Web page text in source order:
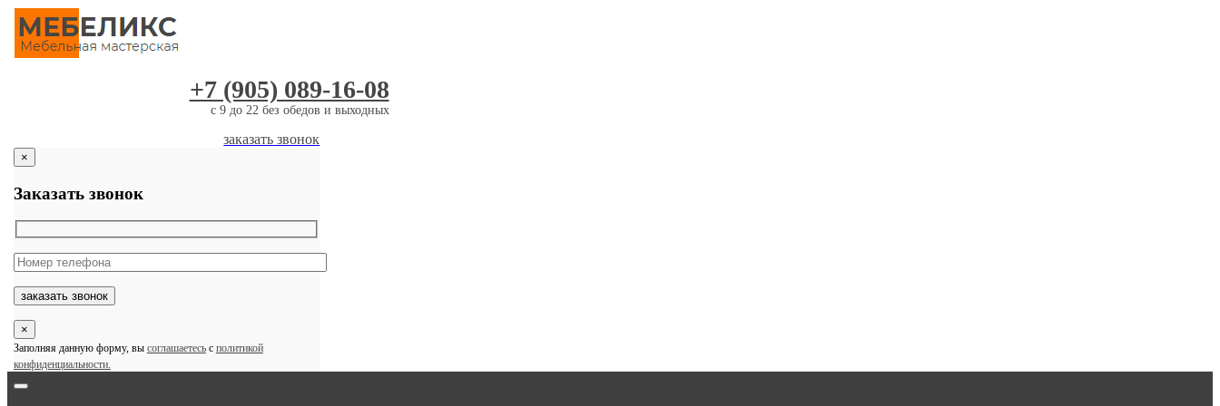
Skip
content
+7 (905) 089-16-08
c 9 до 22 без обедов и выходных
заказать звонок
×
Заказать звонок
×
Заполняя данную форму, вы соглашаетесьс политикой
конфиденциальности.
Toggle